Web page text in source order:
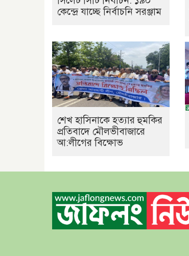
কেন্দ্রে যাচ্ছে নির্বাচনি সরঞ্জাম
শেখ হাসিনাকে হত্যার হুমকির
প্রতিবাদে মৌলভীবাজারে
আ:লীগের বিক্ষোভ